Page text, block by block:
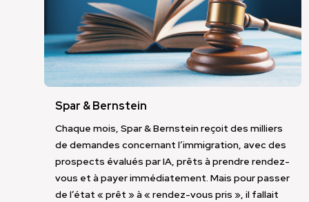
Industrie
Autre
Spar & Bernstein
Chaque mois, Spar & Bernstein reçoit des milliers
de demandes concernant l’immigration, avec des
prospects évalués par IA, prêts à prendre rendez-
vous et à payer immédiatement. Mais pour passer
de l’état « prêt » à « rendez-vous pris », il fallait